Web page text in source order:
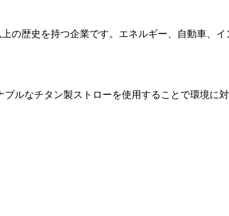
の歴史を持つ企業です。エネルギー、自動車、
ルなチタン製ストローを使用することで環境に